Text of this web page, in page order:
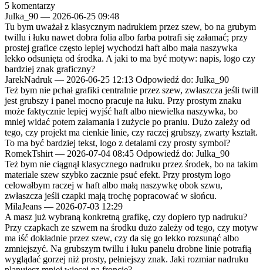
5 komentarzy
Julka_90 — 2026-06-25 09:48
Tu bym uważał z klasycznym nadrukiem przez szew, bo na grubym
twillu i łuku nawet dobra folia albo farba potrafi się załamać; przy
prostej grafice często lepiej wychodzi haft albo mała naszywka
lekko odsunięta od środka. A jaki to ma być motyw: napis, logo czy
bardziej znak graficzny?
JarekNadruk — 2026-06-25 12:13 Odpowiedź do: Julka_90
Też bym nie pchał grafiki centralnie przez szew, zwłaszcza jeśli twill
jest grubszy i panel mocno pracuje na łuku. Przy prostym znaku
może faktycznie lepiej wyjść haft albo niewielka naszywka, bo
mniej widać potem załamania i zużycie po praniu. Dużo zależy od
tego, czy projekt ma cienkie linie, czy raczej grubszy, zwarty kształt.
To ma być bardziej tekst, logo z detalami czy prosty symbol?
RomekTshirt — 2026-07-04 08:45 Odpowiedź do: Julka_90
Też bym nie ciągnął klasycznego nadruku przez środek, bo na takim
materiale szew szybko zacznie psuć efekt. Przy prostym logo
celowałbym raczej w haft albo małą naszywkę obok szwu,
zwłaszcza jeśli czapki mają trochę popracować w słońcu.
MilaJeans — 2026-07-03 12:29
A masz już wybraną konkretną grafikę, czy dopiero typ nadruku?
Przy czapkach ze szwem na środku dużo zależy od tego, czy motyw
ma iść dokładnie przez szew, czy da się go lekko rozsunąć albo
zmniejszyć. Na grubszym twillu i łuku panelu drobne linie potrafią
wyglądać gorzej niż prosty, pełniejszy znak. Jaki rozmiar nadruku